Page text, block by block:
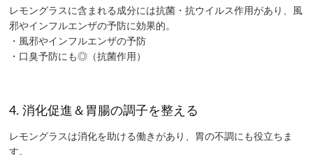
レモングラスに含まれる成分には抗菌・抗ウイルス作用があり、風
邪やインフルエンザの予防に効果的。
・ 風邪やインフルエンザの予防
・口臭予防にも◎（抗菌作用）
4. 消化促進＆胃腸の調子を整える
レモングラスは消化を助ける働きがあり、胃の不調にも役立ちま
す。